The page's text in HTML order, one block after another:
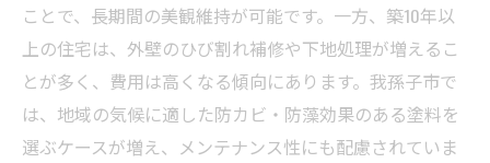
ことで、長期間の美観維持が可能です。一方、築10年以
上の住宅は、外壁のひび割れ補修や下地処理が増えるこ
とが多く、費用は高くなる傾向にあります。我孫子市で
は、地域の気候に適した防カビ・防藻効果のある塗料を
選ぶケースが増え、メンテナンス性にも配慮されていま